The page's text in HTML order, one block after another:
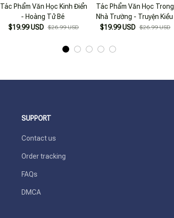
Tác Phẩm Văn Học Kinh Điển
- Hoàng Tử Bé
$19.99 USD $26.99 USD
Tác Phẩm Văn Học Trong
Nhà Trường - Truyện Kiều
$19.99 USD $26.99 USD
SUPPORT
Contact us
Order tracking
FAQs
DMCA